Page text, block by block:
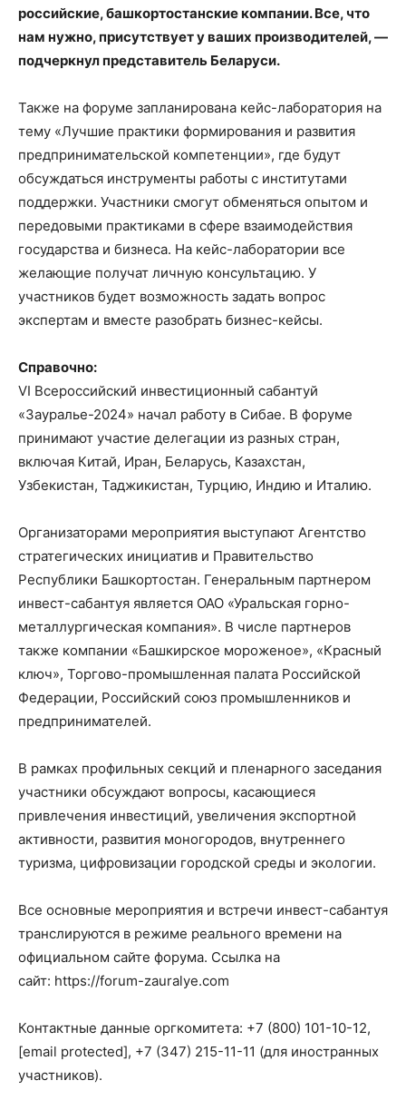
российские, башкортостанские компании. Все, что
нам нужно, присутствует у ваших производителей, —
подчеркнул представитель Беларуси.
Также на форуме запланирована кейс-лаборатория на
тему «Лучшие практики формирования и развития
предпринимательской компетенции», где будут
обсуждаться инструменты работы с институтами
поддержки. Участники смогут обменяться опытом и
передовыми практиками в сфере взаимодействия
государства и бизнеса. На кейс-лаборатории все
желающие получат личную консультацию. У
участников будет возможность задать вопрос
экспертам и вместе разобрать бизнес-кейсы.
Справочно:
VI Всероссийский инвестиционный сабантуй
«Зауралье-2024» начал работу в Сибае. В форуме
принимают участие делегации из разных стран,
включая Китай, Иран, Беларусь, Казахстан,
Узбекистан, Таджикистан, Турцию, Индию и Италию.
Организаторами мероприятия выступают Агентство
стратегических инициатив и Правительство
Республики Башкортостан. Генеральным партнером
инвест-сабантуя является ОАО «Уральская горно-
металлургическая компания». В числе партнеров
также компании «Башкирское мороженое», «Красный
ключ», Торгово-промышленная палата Российской
Федерации, Российский союз промышленников и
предпринимателей.
В рамках профильных секций и пленарного заседания
участники обсуждают вопросы, касающиеся
привлечения инвестиций, увеличения экспортной
активности, развития моногородов, внутреннего
туризма, цифровизации городской среды и экологии.
Все основные мероприятия и встречи инвест-сабантуя
транслируются в режиме реального времени на
официальном сайте форума. Ссылка на
сайт: https://forum-zauralye.com
Контактные данные оргкомитета: +7 (800) 101-10-12,
[email protected], +7 (347) 215-11-11 (для иностранных
участников).